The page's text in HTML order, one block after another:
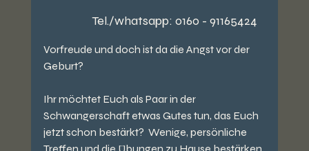
Tel./whatsapp: 0160 - 91165424
Vorfreude und doch ist da die Angst vor der
Geburt?
Ihr möchtet Euch als Paar in der
Schwangerschaft etwas Gutes tun, das Euch
jetzt schon bestärkt?  Wenige, persönliche